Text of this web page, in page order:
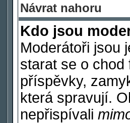
Návrat nahoru
Kdo jsou
Moderátoři jsou
starat se o
příspěvky,
která spravují.
nepřispívali